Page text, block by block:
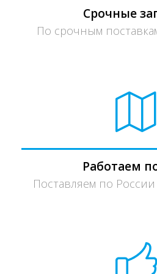
Срочные
По срочным
Работаем
Поставляем по